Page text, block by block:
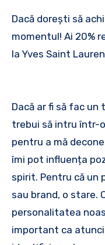
Dacă dorești să
momentul! Ai 20%
la Yves Saint
Dacă ar fi să fac
trebui să intru într-
pentru a mă
îmi pot influența
spirit. Pentru că un
sau brand, o stare.
personalitatea
important ca